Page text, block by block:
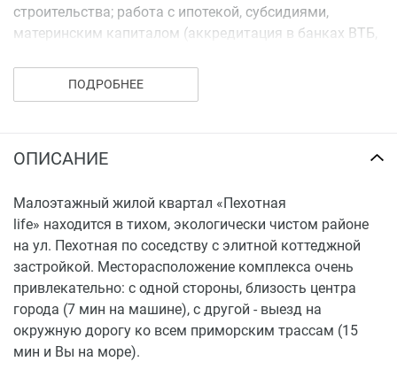
строительства; работа с ипотекой, субсидиями,
материнским капиталом (аккредитация в банках ВТБ,
ПОДРОБНЕЕ
ОПИСАНИЕ
Малоэтажный жилой квартал «Пехотная
life» находится в тихом, экологически чистом районе
на ул. Пехотная по соседству с элитной коттеджной
застройкой. Месторасположение комплекса очень
привлекательно: с одной стороны, близость центра
города (7 мин на машине), с другой - выезд на
окружную дорогу ко всем приморским трассам (15
мин и Вы на море).